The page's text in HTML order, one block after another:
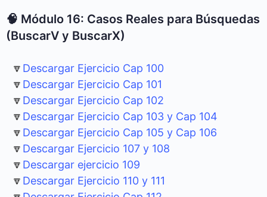
🧠 Módulo 16: Casos Reales para Búsquedas
(BuscarV y BuscarX)
🔽 Descargar Ejercicio Cap 100
🔽 Descargar Ejercicio Cap 101
🔽 Descargar Ejercicio Cap 102
🔽 Descargar Ejercicio Cap 103 y Cap 104
🔽 Descargar Ejercicio Cap 105 y Cap 106
🔽 Descargar Ejercicio 107 y 108
🔽 Descargar ejercicio 109
🔽 Descargar Ejercicio 110 y 111